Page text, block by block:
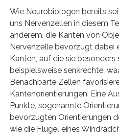
Wie Neurobiologen bereits
uns Nervenzellen in diesem
anderem, die Kanten von
Nervenzelle bevorzugt dabei
Kanten, auf die sie besonders
beispielsweise senkrechte,
Benachbarte Zellen
Kantenorientierungen. Eine
Punkte, sogenannte
bevorzugten Orientierungen
wie die Flügel eines